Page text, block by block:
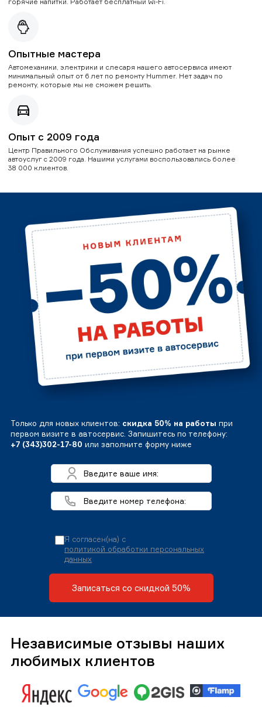
Опытные мастера
Автомеханики, электрики и слесаря нашего автосервиса имеют
минимальный опыт от 6 лет по ремонту Hummer. Нет задач по
ремонту, которые мы не сможем решить.
Опыт с 2009 года
Центр Правильного Обслуживания успешно работает на рынке
автоуслуг с 2009 года. Нашими услугами воспользовались более
38 000 клиентов.
Только для новых клиентов: скидка 50% на работы при
первом визите в автосервис. Запишитесь по телефону:
+7 (343)302-17-80 или заполните форму ниже
Я согласен(на) с
политикой обработки персональных
данных
Записаться со скидкой 50%
Независимые отзывы наших
любимых клиентов